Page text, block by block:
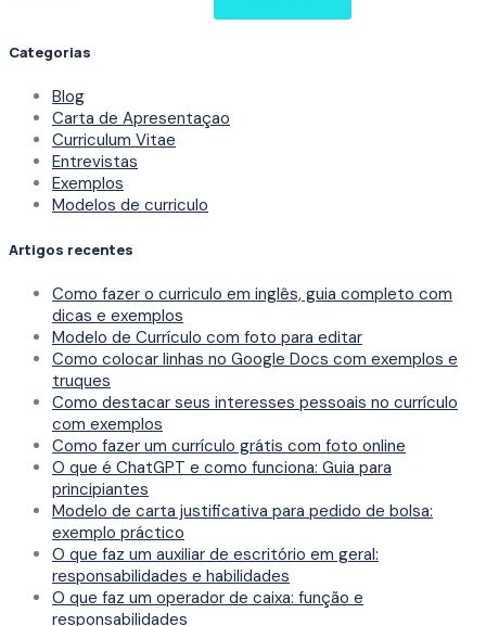
Categorias
Blog
Carta de Apresentaçao
Curriculum Vitae
Entrevistas
Exemplos
Modelos de curriculo
Artigos recentes
Como fazer o curriculo em inglês, guia completo com
dicas e exemplos
Modelo de Currículo com foto para editar
Como colocar linhas no Google Docs com exemplos e
truques
Como destacar seus interesses pessoais no currículo
com exemplos
Como fazer um currículo grátis com foto online
O que é ChatGPT e como funciona: Guia para
principiantes
Modelo de carta justificativa para pedido de bolsa:
exemplo práctico
O que faz um auxiliar de escritório em geral:
responsabilidades e habilidades
O que faz um operador de caixa: função e
responsabilidades